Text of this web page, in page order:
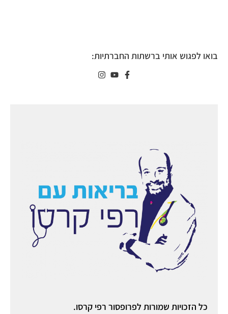
כל הזכויות שמורות לפרופסור רפי קרסו.
בואו לפגוש אותי ברשתות החברתיות: